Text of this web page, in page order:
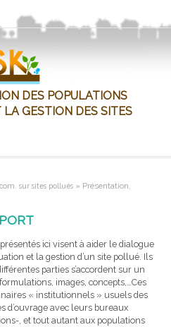
DES POPULATIONS
GESTION DES SITES
sur sites pollués » Présentation,
ici visent à aider le dialogue
et la gestion d’un site pollué. Ils
parties s’accordent sur un
images, concepts,…Ces
« institutionnels » usuels des
d’ouvrage avec leurs bureaux
, et tout autant aux populations